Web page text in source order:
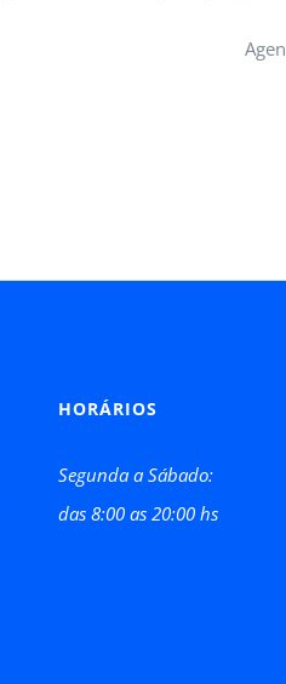
HORÁRIOS
Segunda a Sábado:
das 8:00 as 20:00 hs